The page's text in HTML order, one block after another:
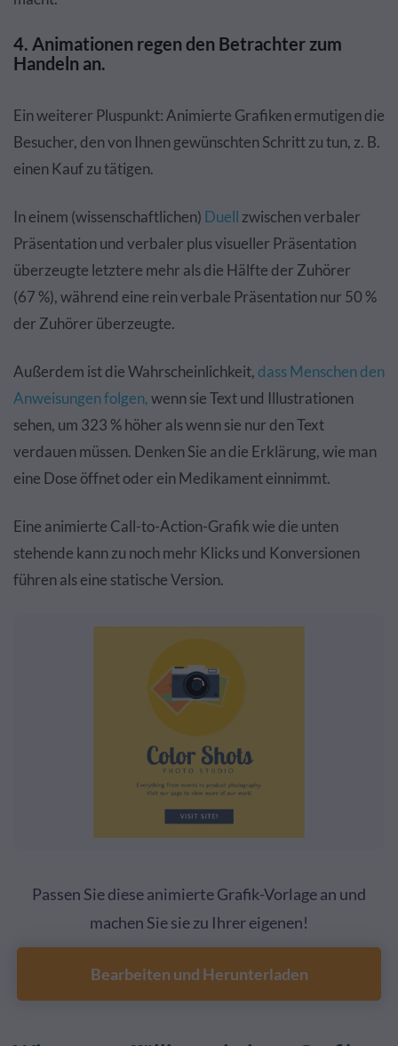
4. Animationen regen den Betrachter zum
Handeln an.
Ein weiterer Pluspunkt: Animierte Grafiken ermutigen die
Besucher, den von Ihnen gewünschten Schritt zu tun, z. B.
einen Kauf zu tätigen.
In einem (wissenschaftlichen) Duell zwischen verbaler
Präsentation und verbaler plus visueller Präsentation
überzeugte letztere mehr als die Hälfte der Zuhörer
(67 %), während eine rein verbale Präsentation nur 50 %
der Zuhörer überzeugte.
Außerdem ist die Wahrscheinlichkeit,dass Menschen den
Anweisungen folgen,wenn sie Text und Illustrationen
sehen, um 323 % höher als wenn sie nur den Text
verdauen müssen. Denken Sie an die Erklärung, wie man
eine Dose öffnet oder ein Medikament einnimmt.
Eine animierte Call-to-Action-Grafik wie die unten
stehende kann zu noch mehr Klicks und Konversionen
führen als eine statische Version.
Passen Sie diese animierte Grafik-Vorlage an und
machen Sie sie zu Ihrer eigenen!
Bearbeiten und Herunterladen